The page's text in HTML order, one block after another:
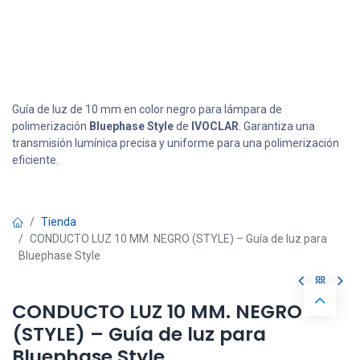
Guía de luz de 10 mm en color negro para lámpara de
polimerización Bluephase Stylede IVOCLAR . Garantiza una
transmisión lumínica precisa y uniforme para una polimerización
eficiente.
Tienda
CONDUCTO LUZ 10 MM. NEGRO (STYLE) – Guía de luz para
Bluephase Style
CONDUCTO LUZ 10 MM. NEGRO
(STYLE) – Guía de luz para